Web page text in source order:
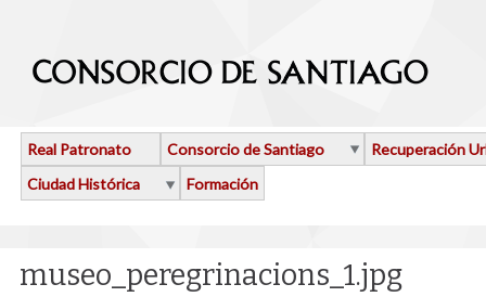
Real Patronato Consorcio de Santiago
Recuperación
Ciudad Histórica
Formación
museo_peregrinacions_1.jpg